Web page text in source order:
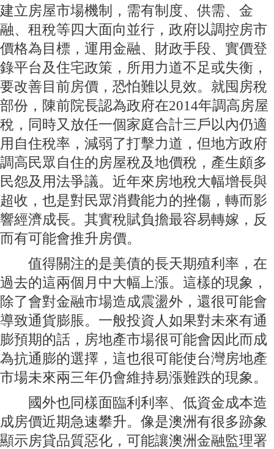
建立房屋市場機制，需有制度、供需、金
融、租稅等四大面向並行，政府以調控房市
價格為目標，運用金融、財政手段、實價登
錄平台及住宅政策，所用力道不足或失衡，
要改善目前房價，恐怕難以見效。就囤房稅
部份，陳前院長認為政府在2014年調高房屋
稅，同時又放任一個家庭合計三戶以內仍適
用自住稅率，減弱了打擊力道，但地方政府
調高民眾自住的房屋稅及地價稅，產生頗多
民怨及用法爭議。近年來房地稅大幅增長與
超收，也是對民眾消費能力的挫傷，轉而影
響經濟成長。其實稅賦負擔最容易轉嫁，反
而有可能會推升房價。
值得關注的是美債的長天期殖利率，在
過去的這兩個月中大幅上漲。這樣的現象，
除了會對金融市場造成震盪外，還很可能會
導致通貨膨脹。一般投資人如果對未來有通
膨預期的話，房地產市場很可能會因此而成
為抗通膨的選擇，這也很可能使台灣房地產
市場未來兩三年仍會維持易漲難跌的現象。
國外也同樣面臨利利率、低資金成本造
成房價近期急速攀升。像是澳洲有很多跡象
顯示房貸品質惡化，可能讓澳洲金融監理署